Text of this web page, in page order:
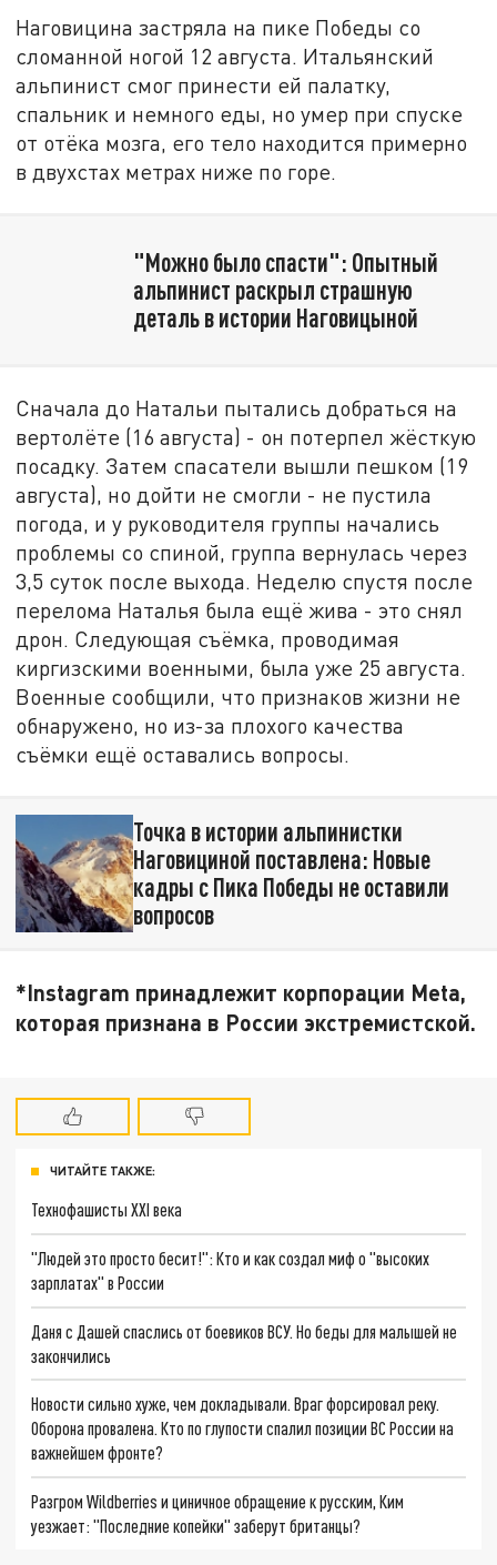
Наговицина застряла на пике Победы со
сломанной ногой 12 августа. Итальянский
альпинист смог принести ей палатку,
спальник и немного еды, но умер при спуске
от отёка мозга, его тело находится примерно
в двухстах метрах ниже по горе.
"Можно было спасти": Опытный
альпинист раскрыл страшную
деталь в истории Наговицыной
Сначала до Натальи пытались добраться на
вертолёте (16 августа) - он потерпел жёсткую
посадку. Затем спасатели вышли пешком (19
августа), но дойти не смогли - не пустила
погода, и у руководителя группы начались
проблемы со спиной, группа вернулась через
3,5 суток после выхода. Неделю спустя после
перелома Наталья была ещё жива - это снял
дрон. Следующая съёмка, проводимая
киргизскими военными, была уже 25 августа.
Военные сообщили, что признаков жизни не
обнаружено, но из-за плохого качества
съёмки ещё оставались вопросы.
Точка в истории альпинистки
Наговициной поставлена: Новые
кадры с Пика Победы не оставили
вопросов
*Instagram принадлежит корпорации Meta,
которая признана в России экстремистской.
ЧИТАЙТЕ ТАКЖЕ:
Технофашисты XXI века
"Людей это просто бесит!": Кто и как создал миф о "высоких
зарплатах" в России
Даня с Дашей спаслись от боевиков ВСУ. Но беды для малышей не
закончились
Новости сильно хуже, чем докладывали. Враг форсировал реку.
Оборона провалена. Кто по глупости спалил позиции ВС России на
важнейшем фронте?
Разгром Wildberries и циничное обращение к русским, Ким
уезжает: "Последние копейки" заберут британцы?